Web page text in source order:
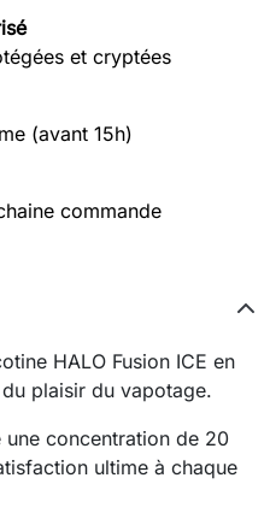
et cryptées
(avant 15h)
commande
HALO Fusion ICE en
plaisir du vapotage.
concentration de 20
ultime à chaque